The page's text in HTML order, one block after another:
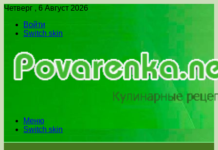
Четверг , 6 Август 2026
Войти
Switch skin
Меню
Switch skin